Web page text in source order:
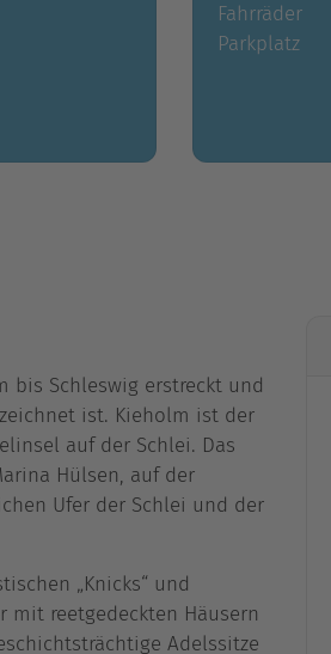
Fahrräder
Parkplatz
bis Schleswig erstreckt und
ist. Kieholm ist der
auf der Schlei. Das
Hülsen, auf der
Ufer der Schlei und der
„Knicks“ und
mit reetgedeckten Häusern
Adelssitze